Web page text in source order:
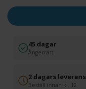
45 dagar
Ångerrätt
2 dagars leverans
Beställ innan kl. 12